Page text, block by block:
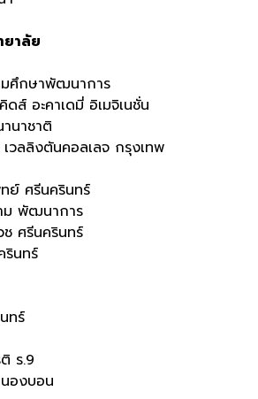
ยาลัย
มศึกษาพัฒนาการ
ดส์ อะคาเดมี่ อิเมจิเนชั่น
านาชาติ
เวลลิงตันคอลเลจ กรุงเทพ
ย์ ศรีนครินทร์
ม พัฒนาการ
ศรีนครินทร์
รินทร์
ทร์
ร.9
องบอน